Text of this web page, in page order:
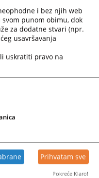
i bez njih web
punom obimu, dok
za dodatne stvari (npr.
usavršavanja
uskratiti pravo na
Prihvatam sve
Pokreće Klaro!